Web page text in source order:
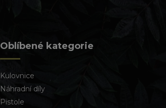
Oblíbené kategorie
Kulovnice
Náhradní díly
Pistole